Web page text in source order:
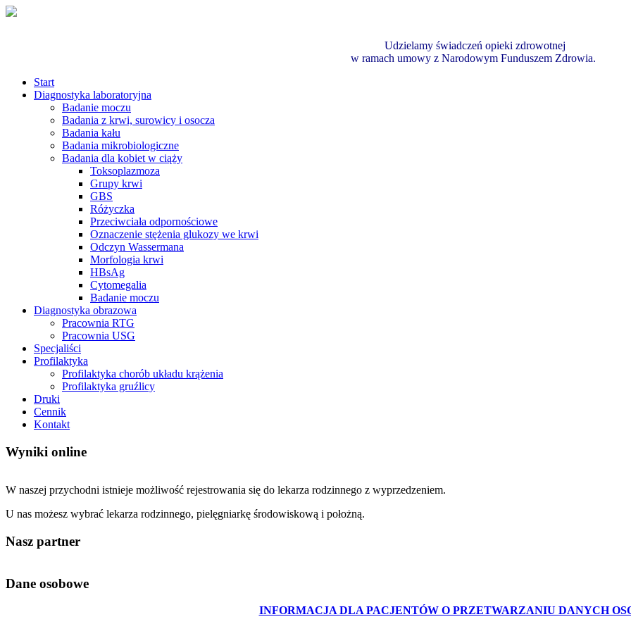
Udzielamy świadczeń opieki zdrowotnej
w ramach umowy z Narodowym Funduszem Zdrowia.
Start
Diagnostyka laboratoryjna
Badanie moczu
Badania z krwi, surowicy i osocza
Badania kału
Badania mikrobiologiczne
Badania dla kobiet w ciąży
Toksoplazmoza
Grupy krwi
GBS
Różyczka
Przeciwciała odpornościowe
Oznaczenie stężenia glukozy we krwi
Odczyn Wassermana
Morfologia krwi
HBsAg
Cytomegalia
Badanie moczu
Diagnostyka obrazowa
Pracownia RTG
Pracownia USG
Specjaliści
Profilaktyka
Profilaktyka chorób układu krążenia
Profilaktyka gruźlicy
Druki
Cennik
Kontakt
Wyniki online
W naszej przychodni istnieje możliwość rejestrowania się do lekarza rodzinnego z wyprzedzeniem.
U nas możesz wybrać lekarza rodzinnego, pielęgniarkę środowiskową i położną.
Nasz partner
Dane osobowe
INFORMACJA DLA PACJENTÓW O PRZETWARZANIU DANYCH